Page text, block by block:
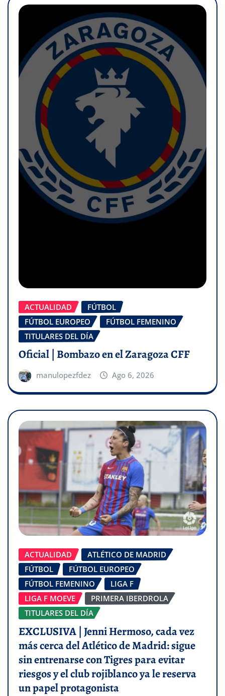
ACTUALIDAD
FÚTBOL
FÚTBOL EUROPEO
FÚTBOL FEMENINO
TITULARES DEL DÍA
Oficial | Bombazo en el Zaragoza CFF
manulopezfdez Ago 6, 2026
ACTUALIDAD
ATLÉTICO DE MADRID
FÚTBOL
FÚTBOL EUROPEO
FÚTBOL FEMENINO
LIGA F
LIGA F MOEVE
PRIMERA IBERDROLA
TITULARES DEL DÍA
EXCLUSIVA | Jenni Hermoso, cada vez
más cerca del Atlético de Madrid: sigue
sin entrenarse con Tigres para evitar
riesgos y el club rojiblanco ya le reserva
un papel protagonista